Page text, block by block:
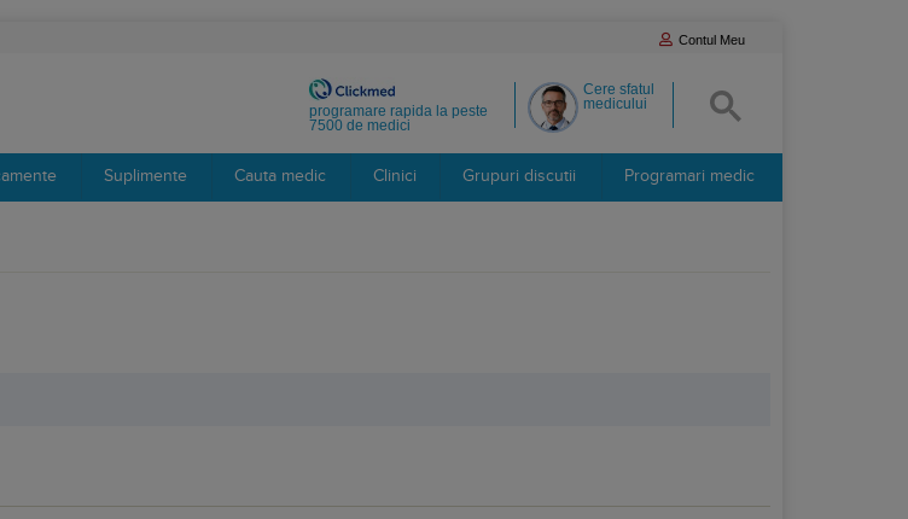
Contul Meu
Cere sfatul
medicului
programare rapida la peste
7500 de medici
Suplimente Cauta medic Clinici Grupuri discutii Programari medic